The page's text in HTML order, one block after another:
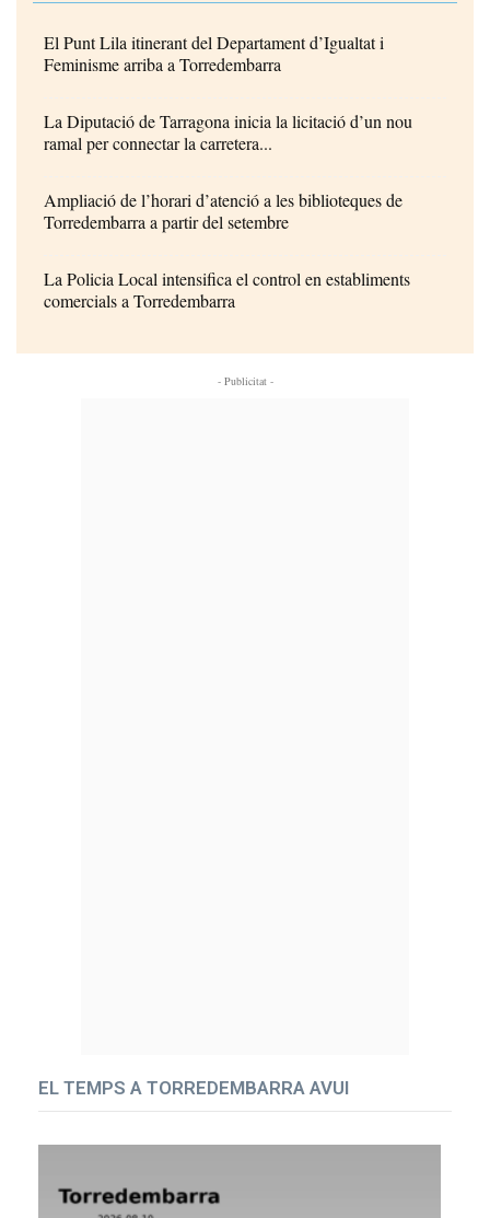
El Punt Lila itinerant del Departament d’Igualtat i
Feminisme arriba a Torredembarra
La Diputació de Tarragona inicia la licitació d’un nou
ramal per connectar la carretera...
Ampliació de l’horari d’atenció a les biblioteques de
Torredembarra a partir del setembre
La Policia Local intensifica el control en establiments
comercials a Torredembarra
- Publicitat -
EL TEMPS A TORREDEMBARRA AVUI